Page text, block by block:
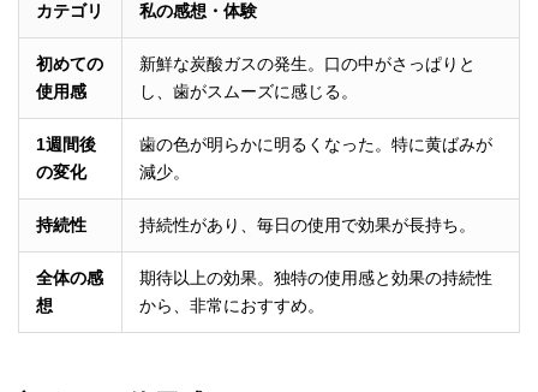
カテゴリ 私の感想・体験
初めての
使用感
新鮮な炭酸ガスの発生。口の中がさっぱりと
し、歯がスムーズに感じる。
1週間後
の変化
歯の色が明らかに明るくなった。特に黄ばみが
減少。
持続性 持続性があり、毎日の使用で効果が長持ち。
全体の感
想
期待以上の効果。独特の使用感と効果の持続性
から、非常におすすめ。